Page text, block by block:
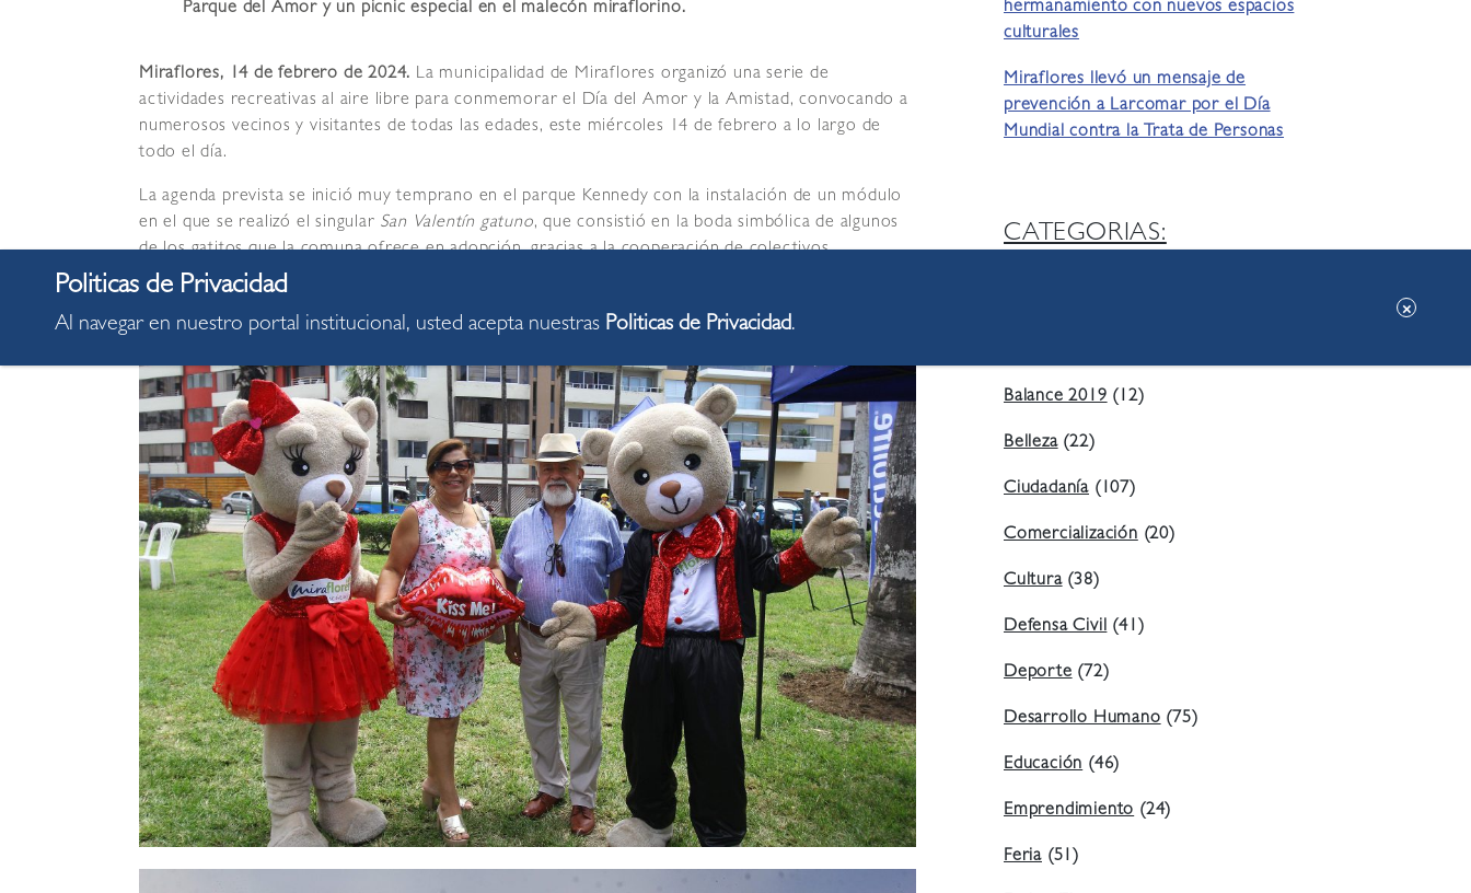
Parque del Amor y un picnic especial en el malecón miraflorino.
Miraflores, 14 de febrero de 2024. La municipalidad de Miraflores organizó una serie de
actividades recreativas al aire libre para conmemorar el Día del Amor y la Amistad, convocando a
numerosos vecinos y visitantes de todas las edades, este miércoles 14 de febrero a lo largo de
todo el día.
La agenda prevista se inició muy temprano en el parque Kennedy con la instalación de un módulo
en el que se realizó el singular San Valentín gatuno, que consistió en la boda simbólica de algunos
de los gatitos que la comuna ofrece en adopción, gracias a la cooperación de colectivos
ciudadanos como la asociación Mishis Kennedy y la Fundación Wanda.
hermanamiento con nuevos espacios
culturales
Miraflores llevó un mensaje de
prevención a Larcomar por el Día
Mundial contra la Trata de Personas
CATEGORIAS:
Balance 2019(12)
Belleza(22)
Ciudadanía (107)
Comercialización(20)
Cultura(38)
Defensa Civil(41)
Deporte(72)
Desarrollo Humano(75)
Educación(46)
Emprendimiento(24)
Feria (51)
Al navegar en nuestro portal institucional, usted acepta nuestras Politicas de Privacidad.